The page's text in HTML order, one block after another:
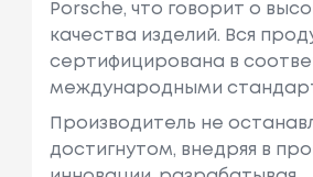
Porsche, что говорит о
качества изделий. Вся
сертифицирована в
международными
Производитель не
достигнутом, внедряя в